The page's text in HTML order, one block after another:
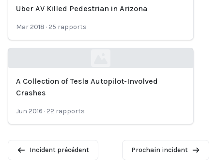
Uber AV Killed Pedestrian in Arizona
Mar 2018 · 25 rapports
Loading...
A Collection of Tesla Autopilot-Involved
Crashes
Jun 2016 · 22 rapports
Incident précédent Prochain incident